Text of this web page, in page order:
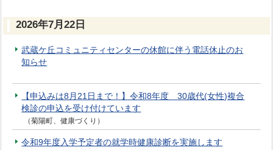
2026年7月22日
武蔵ケ丘コミュニティセンターの休館に伴う電話休止のお
知らせ
【申込みは8月21日まで！】令和8年度 30歳代(女性)複合
検診の申込を受け付けています
（菊陽町、健康づくり）
令和9年度入学予定者の就学時健康診断を実施します